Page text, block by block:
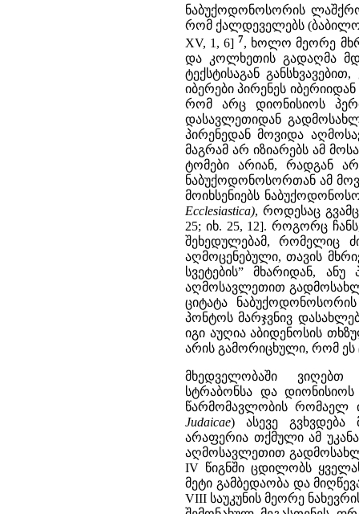
ნაბუქოდონოსორის
რომ ქალდეველებს
XV, 1, 6] 7, ხოლო მეორე
და კოლხეთის გადაღმა
ტექსტისაგან
იბერები პირენეს
რომ არც დიონისიოს
დასავლეთიდან
პირენედან მოვიდა
მაგრამ არ იზიარებს ამ
ტომები არიან, რადგან
ნაბუქოდონოსორთან ამ
მოიხსენიებს
Ecclesiastica), როდესაც
25; იხ. 25, 12]. როგორც
შეხედულებამ, რომელიც
აღმოცენებული, თავის
სვეტების” მხარიდან,
აღმოსავლეთით
ციტატა
პონტოს მარჯვნივ
იგი აუღია აბიდენოსის
არის გამორიცხული, რომ ეს
მხედველობაში
სტრაბონსა და
წარმომავლობის რომაელ
Judaicae) ასევე გვხვდება
არაფერია თქმული ამ
აღმოსავლეთით
IV წიგნში ცდილობს
მეტი გამბედაობა და
VIII საუკუნის მეორე